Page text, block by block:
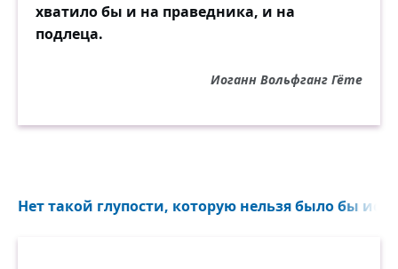
хватило бы и на праведника, и на
подлеца.
Иоганн Вольфганг Гёте
Нет такой глупости, которую нельзя было бы